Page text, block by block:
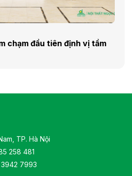
chạm đầu tiên định vị tầm
TP. Hà Nội
258 481
3942 7993